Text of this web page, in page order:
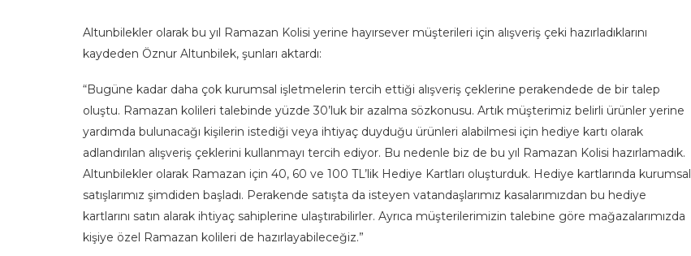
Altunbilekler olarak bu yıl Ramazan Kolisi yerine hayırsever müşterileri için alışveriş çeki hazırladıklarını
kaydeden Öznur Altunbilek, şunları aktardı:
“Bugüne kadar daha çok kurumsal işletmelerin tercih ettiği alışveriş çeklerine perakendede de bir talep
oluştu. Ramazan kolileri talebinde yüzde 30’luk bir azalma sözkonusu. Artık müşterimiz belirli ürünler yerine
yardımda bulunacağı kişilerin istediği veya ihtiyaç duyduğu ürünleri alabilmesi için hediye kartı olarak
adlandırılan alışveriş çeklerini kullanmayı tercih ediyor. Bu nedenle biz de bu yıl Ramazan Kolisi hazırlamadık.
Altunbilekler olarak Ramazan için 40, 60 ve 100 TL’lik Hediye Kartları oluşturduk. Hediye kartlarında kurumsal
satışlarımız şimdiden başladı. Perakende satışta da isteyen vatandaşlarımız kasalarımızdan bu hediye
kartlarını satın alarak ihtiyaç sahiplerine ulaştırabilirler. Ayrıca müşterilerimizin talebine göre mağazalarımızda
kişiye özel Ramazan kolileri de hazırlayabileceğiz.”